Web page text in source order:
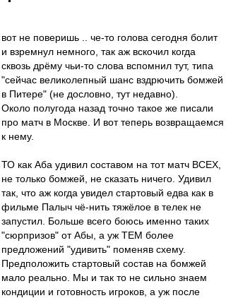
вот не поверишь .. че-то голова сегодня болит
и взремнул немного, так аж вскочил когда
сквозь дрёму чьи-то слова вспомнил тут, типа
"сейчас великолепный шанс вздрючить бомжей
в Питере" (не дословно, тут недавно).
Около полугода назад точно такое же писали
про матч в Москве. И вот теперь возвращаемся
к нему.
ТО как Аба удивил составом на тот матч ВСЕХ,
не только бомжей, не сказать ничего. Удивил
так, что аж когда увидел стартовый едва как в
фильме Палыч чё-нить тяжёлое в телек не
запустил. Больше всего боюсь именно таких
"сюрпризов" от Абы, а уж ТЕМ более
предложений "удивить" поменяв схему.
Предположить стартовый состав на бомжей
мало реально. Мы и так то не сильно знаем
кондиции и готовность игроков, а уж после